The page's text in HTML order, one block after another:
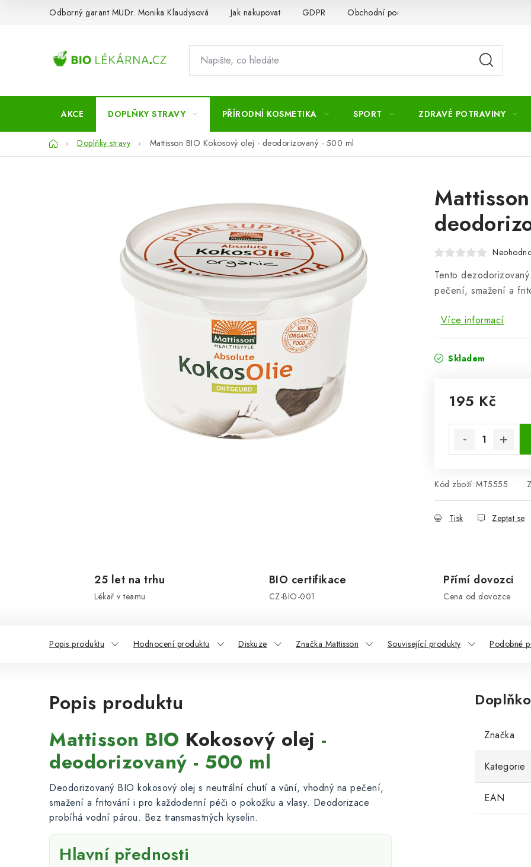
Odborný garant MUDr. Monika Klaudysová Jak nakupovat GDPR Obchodní podmínky Slovník
AKCE DOPLŇKY STRAVY PŘÍRODNÍ KOSMETIKA SPORT ZDRAVÉ POTRAVINY
DomůDoplňky stravy Mattisson BIO Kokosový olej - deodorizovaný - 500 ml
Tento
pečení, smažení a
Více informací
Skladem
195 Kč
Kód zboží: MT5555
Tisk Zeptat se
25 let na trhu
Lékař v teamu
BIO certifikace
CZ-BIO-001
Přímí dovozci
Cena od dovozce
Popis produktu Hodnocení produktu Diskuze Značka Mattisson Související produkty Podobné
Popis produktu
Mattisson BIO Kokosový olej -
deodorizovaný - 500 ml
Deodorizovaný BIO kokosový olej s neutrální chutí a vůní, vhodný na pečení,
smažení a fritování i pro každodenní péči o pokožku a vlasy. Deodorizace
probíhá vodní párou. Bez transmastných kyselin.
Hlavní přednosti
Značka
Kategorie
EAN